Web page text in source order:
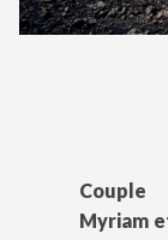
Couple
Myriam